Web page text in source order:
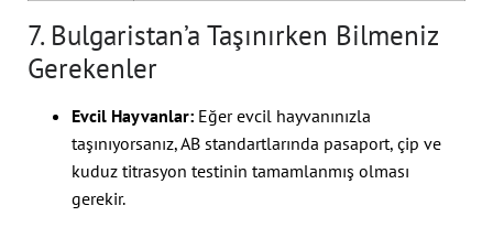
7. Bulgaristan’a Taşınırken Bilmeniz
Gerekenler
Evcil Hayvanlar: Eğer evcil hayvanınızla
taşınıyorsanız, AB standartlarında pasaport, çip ve
kuduz titrasyon testinin tamamlanmış olması
gerekir.